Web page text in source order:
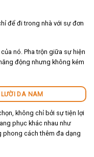
để đi trong nhà với sự đơn
nó. Pha trộn giữa sự hiện
động nhưng không kém
DA NAM
không chỉ bởi sự tiện lợi
phục khác nhau như
phong cách thêm đa dạng